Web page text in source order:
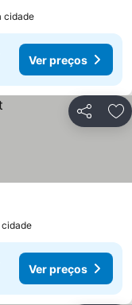
cidade
Ver preços
Partilhar
cidade
Ver preços